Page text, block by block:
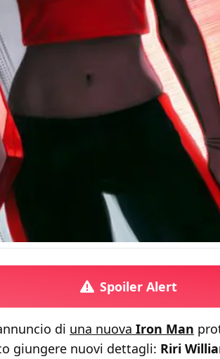
Spoiler Alert
di una nuova Iron Man
giungere nuovi dettagli: Riri